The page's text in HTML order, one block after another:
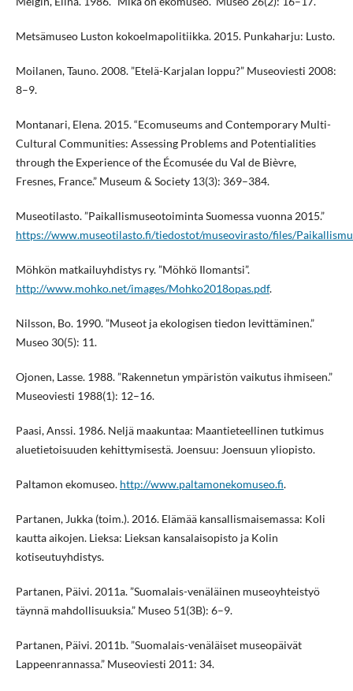
Metsämuseo Luston kokoelmapolitiikka. 2015. Punkaharju: Lusto.
Moilanen, Tauno. 2008. ”Etelä-Karjalan loppu?” Museoviesti 2008:
8–9.
Montanari, Elena. 2015. “Ecomuseums and Contemporary Multi-
Cultural Communities: Assessing Problems and Potentialities
through the Experience of the Écomusée du Val de Bièvre,
Fresnes, France.” Museum & Society 13(3): 369–384.
Museotilasto. ”Paikallismuseotoiminta Suomessa vuonna 2015.”
https://www.museotilasto.fi/tiedostot/museovirasto/files/
Möhkön matkailuyhdistys ry. ”Möhkö Ilomantsi”.
http://www.mohko.net/images/Mohko2018opas.pdf.
Nilsson, Bo. 1990. ”Museot ja ekologisen tiedon levittäminen.”
Museo 30(5): 11.
Ojonen, Lasse. 1988. ”Rakennetun ympäristön vaikutus ihmiseen.”
Museoviesti 1988(1): 12–16.
Paasi, Anssi. 1986. Neljä maakuntaa: Maantieteellinen tutkimus
aluetietoisuuden kehittymisestä. Joensuu: Joensuun yliopisto.
Paltamon ekomuseo. http://www.paltamonekomuseo.fi.
Partanen, Jukka (toim.). 2016. Elämää kansallismaisemassa: Koli
kautta aikojen. Lieksa: Lieksan kansalaisopisto ja Kolin
kotiseutuyhdistys.
Partanen, Päivi. 2011a. ”Suomalais-venäläinen museoyhteistyö
täynnä mahdollisuuksia.” Museo 51(3B): 6–9.
Partanen, Päivi. 2011b. ”Suomalais-venäläiset museopäivät
Lappeenrannassa.” Museoviesti 2011: 34.